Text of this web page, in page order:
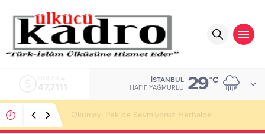
47,7111
İSTANBUL
HAFIF YAĞMURLU 29°C
Okumayı Pek de Sevmiyoruz Herhalde